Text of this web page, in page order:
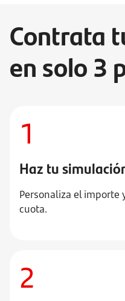
Contrata
en solo 3
1
Haz tu
Personaliza el importe
cuota.
2